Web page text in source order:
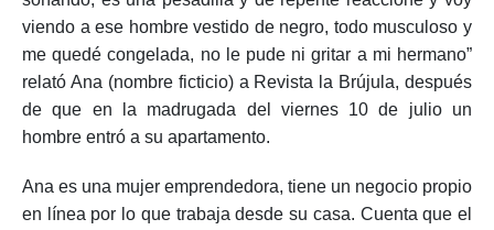
viendo a ese hombre vestido de negro, todo musculoso y
me quedé congelada, no le pude ni gritar a mi hermano”
relató Ana (nombre ficticio) a Revista la Brújula, después
de que en la madrugada del viernes 10 de julio un
hombre entró a su apartamento.
Ana es una mujer emprendedora, tiene un negocio propio
en línea por lo que trabaja desde su casa. Cuenta que el